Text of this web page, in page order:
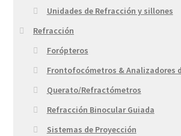
Unidades de Refracción y sillones
Refracción
Forópteros
Frontofocómetros & Analizadores
Querato/Refractómetros
Refracción Binocular Guiada
Sistemas de Proyección